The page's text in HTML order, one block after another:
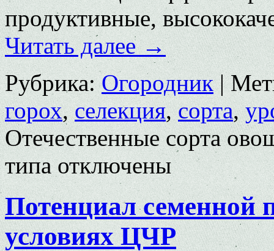
продуктивные,
Читать далее→
Рубрика: Огородник |
горох,селекция,сорта,
Отечественные сорта
типаотключены
Потенциал семенной
условиях ЦЧР